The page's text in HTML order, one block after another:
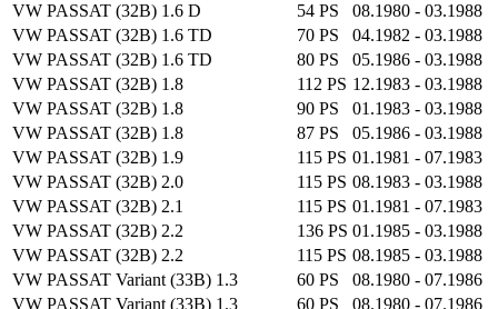
VW PASSAT (32B) 1.6 D
54 PS
08.1980 - 03.1988
VW PASSAT (32B) 1.6 TD
70 PS
04.1982 - 03.1988
VW PASSAT (32B) 1.6 TD
80 PS
05.1986 - 03.1988
VW PASSAT (32B) 1.8
112 PS 12.1983 - 03.1988
VW PASSAT (32B) 1.8
90 PS
01.1983 - 03.1988
VW PASSAT (32B) 1.8
87 PS
05.1986 - 03.1988
VW PASSAT (32B) 1.9
115 PS 01.1981 - 07.1983
VW PASSAT (32B) 2.0
115 PS 08.1983 - 03.1988
VW PASSAT (32B) 2.1
115 PS 01.1981 - 07.1983
VW PASSAT (32B) 2.2
136 PS 01.1985 - 03.1988
VW PASSAT (32B) 2.2
115 PS 08.1985 - 03.1988
VW PASSAT Variant (33B) 1.3
60 PS
08.1980 - 07.1986
VW PASSAT Variant (33B) 1.3
60 PS 08.1980 - 07.1986